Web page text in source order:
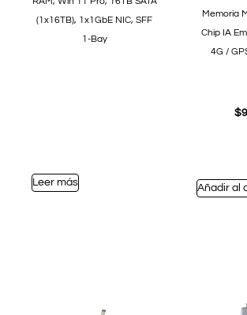
(1x16TB), 1x1GbE NIC, SFF
1-Bay
Leer más
Memoria
Chip IA
4G /
$
Añadir al